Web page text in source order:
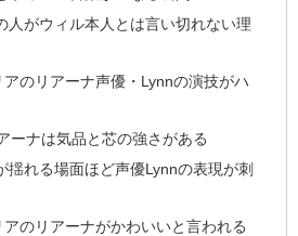
人がウィル本人とは言い切れない理
のリアーナ声優・Lynnの演技がハ
ーナは気品と芯の強さがある
揺れる場面ほど声優Lynnの表現が刺
のリアーナがかわいいと言われる